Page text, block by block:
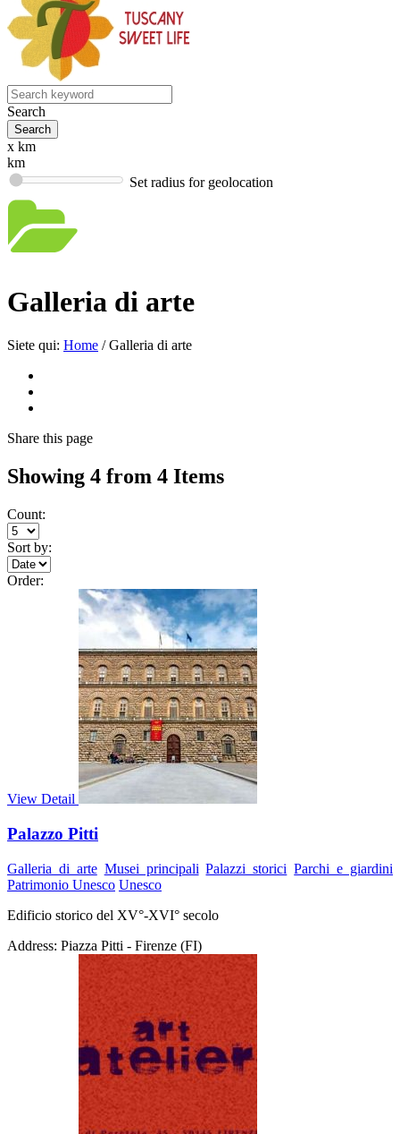
Search
x km
km
Set radius for geolocation
Galleria di arte
Siete qui: Home / Galleria di arte
Share this page
Showing 4 from 4 Items
Count:
Sort by:
Order:
View Detail
Palazzo Pitti
Galleria di arte Musei principali Palazzi storici Parchi e giardini
Patrimonio Unesco Unesco
Edificio storico del XV°-XVI° secolo
Address: Piazza Pitti - Firenze (FI)